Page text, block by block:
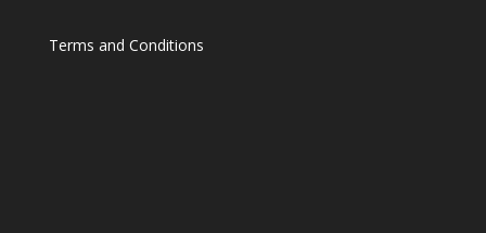
Terms and Conditions